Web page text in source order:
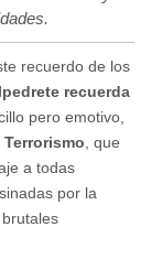
recuerdo de los
recuerda
pero emotivo,
, que
a todas
por la